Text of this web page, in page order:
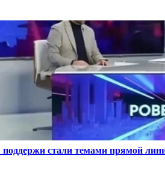
стали темами прямой